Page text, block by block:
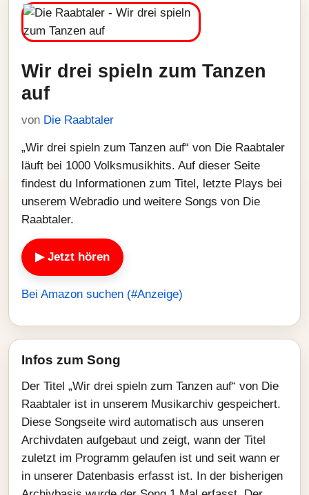
Wir drei spieln zum Tanzen
auf
von Die Raabtaler
„Wir drei spieln zum Tanzen auf“ von Die Raabtaler
läuft bei 1000 Volksmusikhits. Auf dieser Seite
findest du Informationen zum Titel, letzte Plays bei
unserem Webradio und weitere Songs von Die
Raabtaler.
▶ Jetzt hören
Bei Amazon suchen (#Anzeige)
Infos zum Song
Der Titel „Wir drei spieln zum Tanzen auf“ von Die
Raabtaler ist in unserem Musikarchiv gespeichert.
Diese Songseite wird automatisch aus unseren
Archivdaten aufgebaut und zeigt, wann der Titel
zuletzt im Programm gelaufen ist und seit wann er
in unserer Datenbasis erfasst ist. In der bisherigen